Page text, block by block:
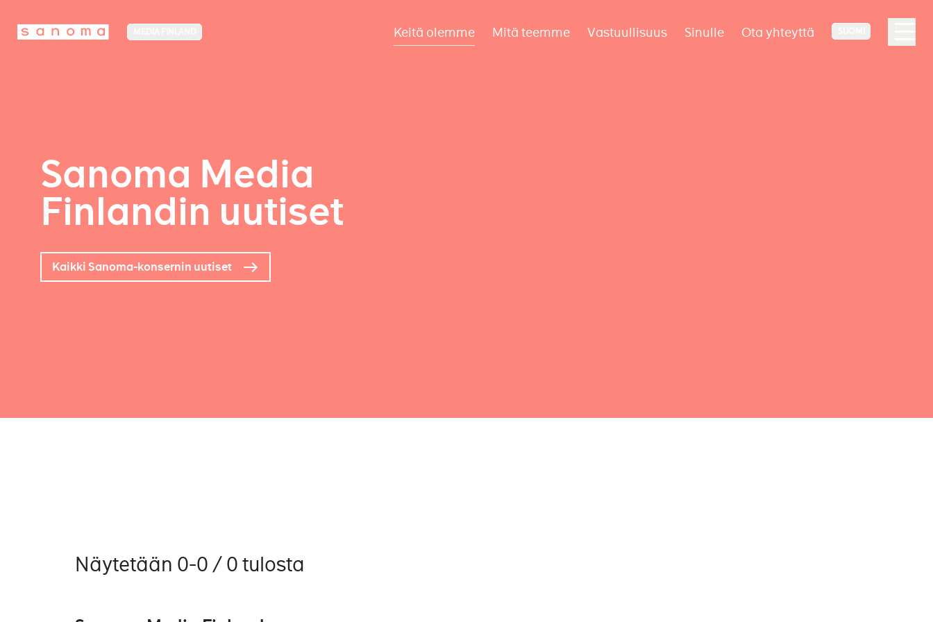
Keitä olemme Mitä teemme Vastuullisuus Sinulle Ota yhteyttä
Sanoma Media
Finlandin uutiset
Kaikki Sanoma-konsernin uutiset
Näytetään 0-0 / 0 tulosta